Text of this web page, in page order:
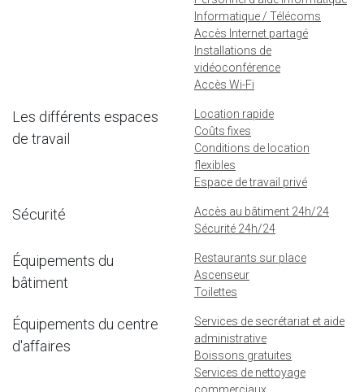
Informatique / Télécoms
Accès Internet partagé
Installations de
vidéoconférence
Accès Wi-Fi
Les différents espaces
de travail
Location rapide
Coûts fixes
Conditions de location
flexibles
Espace de travail privé
Sécurité
Accès au bâtiment 24h/24
Sécurité 24h/24
Équipements du
bâtiment
Restaurants sur place
Ascenseur
Toilettes
Équipements du centre
d'affaires
Services de secrétariat et aide
administrative
Boissons gratuites
Services de nettoyage